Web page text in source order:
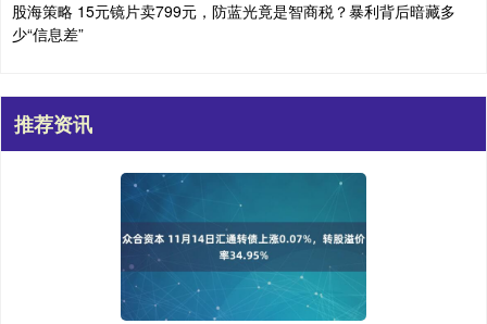
股海策略 15元镜片卖799元，防蓝光竟是智商税？暴利背后暗藏多
少“信息差”
推荐资讯